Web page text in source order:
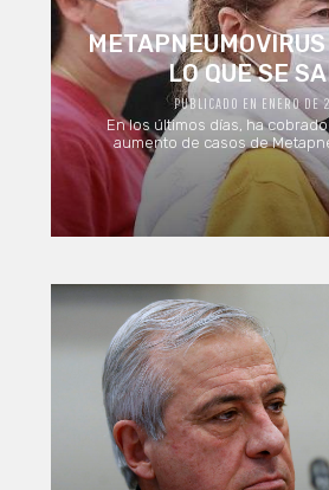
LO QUE SE
PUBLICADO EN ENERO
En los últimos días, ha
aumento de casos de